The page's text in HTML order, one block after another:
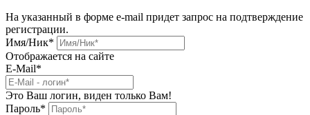
На указанный в форме e-mail придет запрос на подтверждение
регистрации.
Имя/Ник*
Отображается на сайте
E-Mail*
Это Ваш логин, виден только Вам!
Пароль*